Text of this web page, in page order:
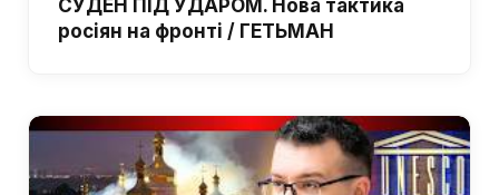
СУДЕН ПІД УДАРОМ. Нова тактика
росіян на фронті / ГЕТЬМАН